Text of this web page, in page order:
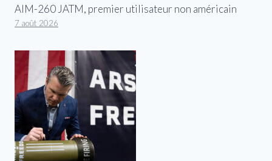
AIM-260 JATM, premier utilisateur non américain
7 août 2026